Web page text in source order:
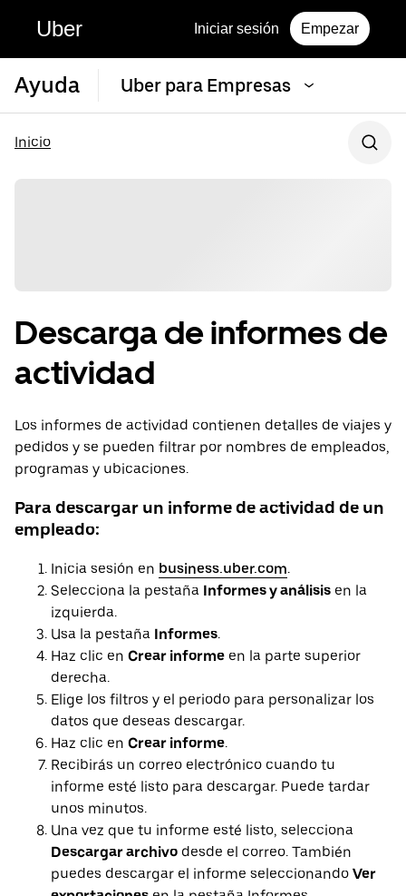
Uber Iniciar sesión Empezar
Ayuda Uber para Empresas
Inicio
Descarga de informes de
actividad
Los informes de actividad contienen detalles de viajes y
pedidos y se pueden filtrar por nombres de empleados,
programas y ubicaciones.
Para descargar un informe de actividad de un
empleado:
Inicia sesión en business.uber.com.
Selecciona la pestaña Informes y análisis en la
izquierda.
Usa la pestaña Informes.
Haz clic en Crear informe en la parte superior
derecha.
Elige los filtros y el periodo para personalizar los
datos que deseas descargar.
Haz clic en Crear informe.
Recibirás un correo electrónico cuando tu
informe esté listo para descargar. Puede tardar
unos minutos.
Una vez que tu informe esté listo, selecciona
Descargar archivo desde el correo. También
puedes descargar el informe seleccionando Ver